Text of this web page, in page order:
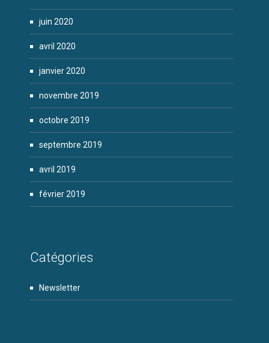
juin 2020
avril 2020
janvier 2020
novembre 2019
octobre 2019
septembre 2019
avril 2019
février 2019
Catégories
Newsletter